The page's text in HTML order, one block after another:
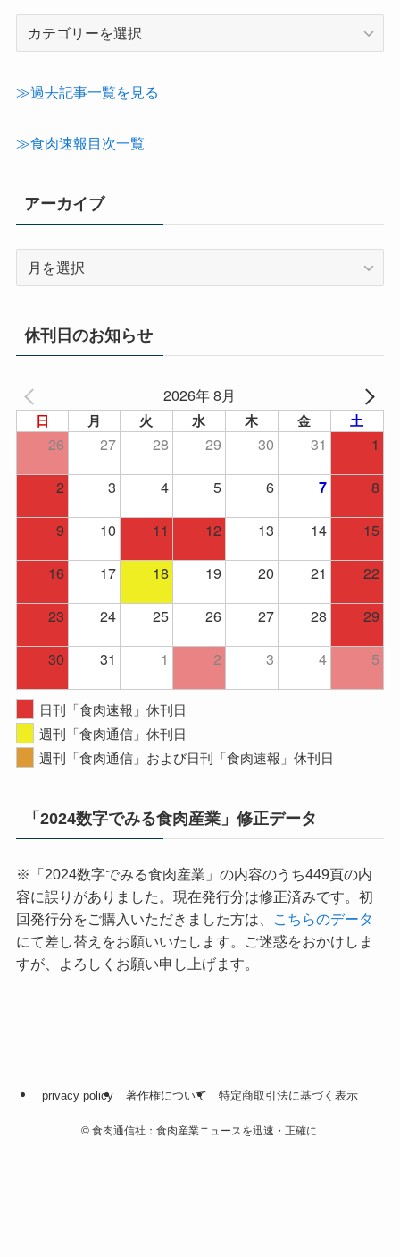
テ
≫過去記事一覧を見る
≫食肉速報目次一覧
アーカイブ
イ
ブ
休刊日のお知らせ
2026年 8月
日 月 火 水 木 金 土
26 27 28 29 30 31
1
2
3 4 5 6 7
8
9
10 11 12 13 14
15
16
17 18 19 20 21
22
23
24 25 26 27 28
29
30
31 1 2 3 4 5
日刊「食肉速報」休刊日
週刊「食肉通信」休刊日
週刊「食肉通信」および日刊「食肉速報」休刊日
「2024数字でみる食肉産業」修正データ
※「2024数字でみる食肉産業」の内容のうち449頁の内
容に誤りがありました。現在発行分は修正済みです。初
回発行分をご購入いただきました方は、
こちらのデータ
にて差し替えをお願いいたします。ご迷惑をおかけしま
すが、よろしくお願い申し上げます。
privacy policy 著作権について 特定商取引法に基づく表示
©食肉通信社：食肉産業ニュースを迅速・正確に.